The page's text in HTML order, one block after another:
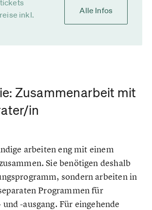
inkl.
Alle Infos
Zusammenarbeit mit
in
arbeiten eng mit einem
Sie benötigen deshalb
sondern arbeiten in
Programmen für
-ausgang. Für eingehende